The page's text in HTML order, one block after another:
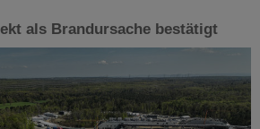
als Brandursache bestätigt